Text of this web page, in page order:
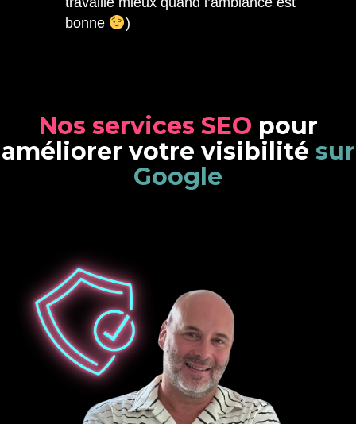
bonne
)
Nos services SEO pour
améliorer votre visibilité sur
Google